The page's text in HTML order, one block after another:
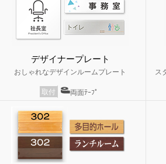
デザイナープレート
おしゃれなデザインルームプレート
取付 両面ﾃｰﾌﾟ
ス